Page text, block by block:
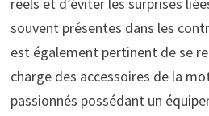
souvent présentes dans les
est également pertinent de se
charge des accessoires de la
passionnés possédant un